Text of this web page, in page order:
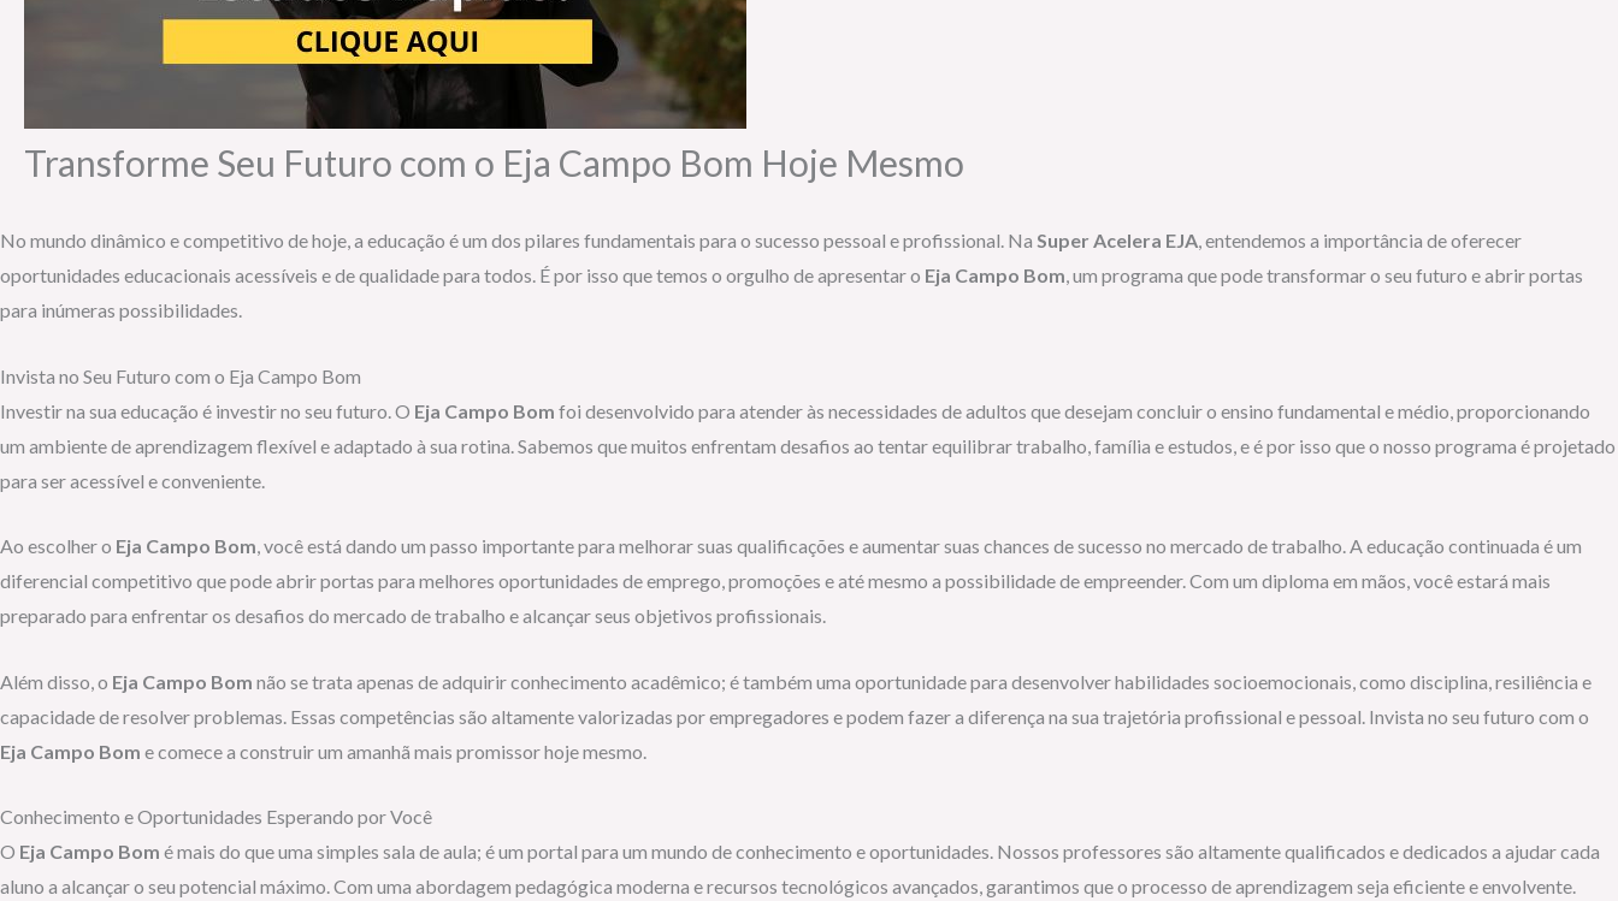
Transforme Seu Futuro com o Eja Campo Bom Hoje Mesmo
No mundo dinâmico e competitivo de hoje, a educação é um dos pilares fundamentais para o sucesso pessoal e profissional. Na Super Acelera EJA, entendemos a importância de oferecer
oportunidades educacionais acessíveis e de qualidade para todos. É por isso que temos o orgulho de apresentar o Eja Campo Bom, um programa que pode transformar o seu futuro e abrir portas
para inúmeras possibilidades.
Invista no Seu Futuro com o Eja Campo Bom
Investir na sua educação é investir no seu futuro. O Eja Campo Bom foi desenvolvido para atender às necessidades de adultos que desejam concluir o ensino fundamental e médio, proporcionando
um ambiente de aprendizagem flexível e adaptado à sua rotina. Sabemos que muitos enfrentam desafios ao tentar equilibrar trabalho, família e estudos, e é por isso que o nosso programa é projetado
para ser acessível e conveniente.
Ao escolher o Eja Campo Bom, você está dando um passo importante para melhorar suas qualificações e aumentar suas chances de sucesso no mercado de trabalho. A educação continuada é um
diferencial competitivo que pode abrir portas para melhores oportunidades de emprego, promoções e até mesmo a possibilidade de empreender. Com um diploma em mãos, você estará mais
preparado para enfrentar os desafios do mercado de trabalho e alcançar seus objetivos profissionais.
Além disso, o Eja Campo Bom não se trata apenas de adquirir conhecimento acadêmico; é também uma oportunidade para desenvolver habilidades socioemocionais, como disciplina, resiliência e
capacidade de resolver problemas. Essas competências são altamente valorizadas por empregadores e podem fazer a diferença na sua trajetória profissional e pessoal. Invista no seu futuro com o
Eja Campo Bom e comece a construir um amanhã mais promissor hoje mesmo.
Conhecimento e Oportunidades Esperando por Você
O Eja Campo Bom é mais do que uma simples sala de aula; é um portal para um mundo de conhecimento e oportunidades. Nossos professores são altamente qualificados e dedicados a ajudar cada
aluno a alcançar o seu potencial máximo. Com uma abordagem pedagógica moderna e recursos tecnológicos avançados, garantimos que o processo de aprendizagem seja eficiente e envolvente.